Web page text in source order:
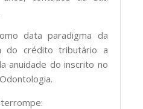
data paradigma da
do crédito tributário a
anuidade do inscrito no